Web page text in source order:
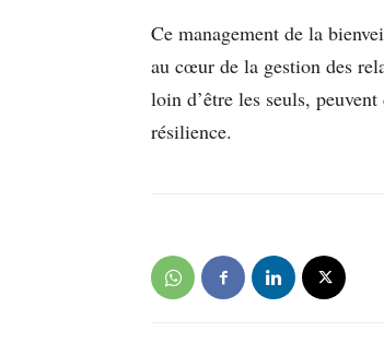
Ce management de la
au cœur de la gestion des
loin d’être les seuls,
résilience.